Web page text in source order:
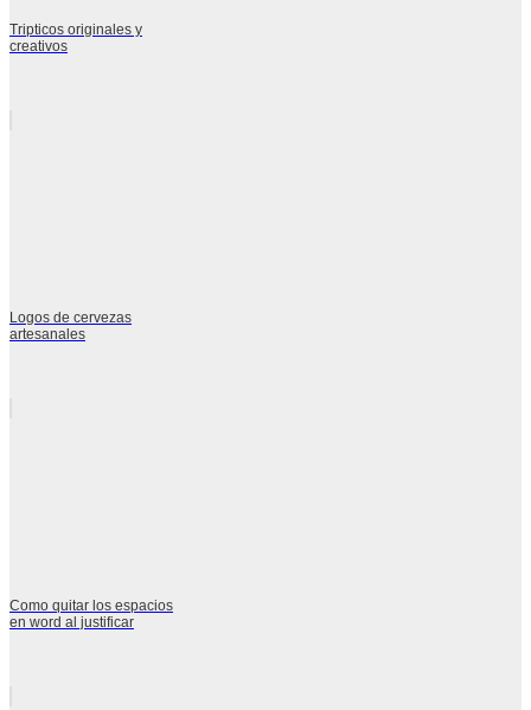
Tripticos originales y
creativos
Logos de cervezas
artesanales
Como quitar los espacios
en word al justificar